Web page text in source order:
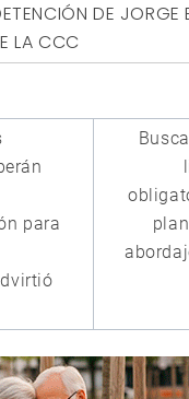
DE JORGE
LA CCC
para